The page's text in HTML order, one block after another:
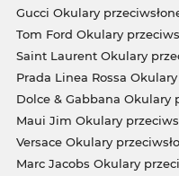
Gucci Okulary
Tom Ford Okulary
Saint Laurent Okulary
Prada Linea Rossa
Dolce & Gabbana Okulary
Maui Jim Okulary
Versace Okulary
Marc Jacobs Okulary